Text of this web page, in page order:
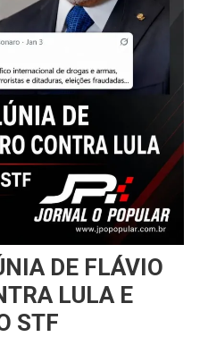
DE FLÁVIO
LULA E
STF